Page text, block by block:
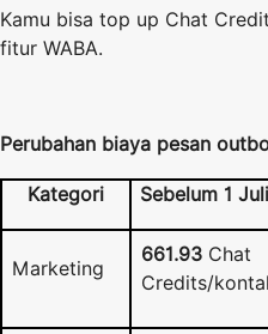
Kamu bisa top up Chat
fitur WABA.
Perubahan biaya pesan
Kategori Sebelum 1
Marketing
661.93 Chat
Credits/